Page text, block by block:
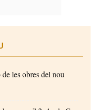
les obres del nou